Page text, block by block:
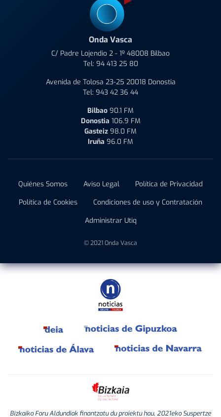
Onda Vasca
C/ Padre Lojendio 2 - 1º 48008 Bilbao
Tel: 94 413 25 80
Avenida de Tolosa 23-25 20018 Donostia
Tel: 943 42 36 44
Bilbao 90.1 FM
Donostia 106.9 FM
Gasteiz 98.0 FM
Iruña 96.0 FM
Quiénes Somos Aviso Legal
Política de Privacidad
Política de Cookies
Condiciones de uso y Contratación
Administrar Utiq
© 2021 Onda Vasca
Bizkaiko Foru Aldundiak finantzatu du proiektu hau, 2021eko Suspertze